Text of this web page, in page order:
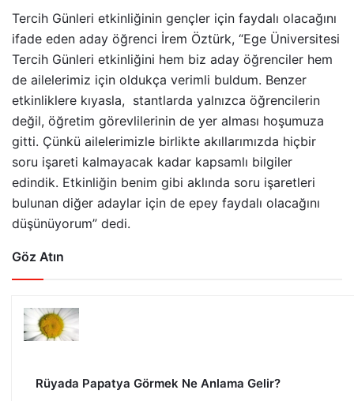
Tercih Günleri etkinliğinin gençler için faydalı olacağını
ifade eden aday öğrenci İrem Öztürk, “Ege Üniversitesi
Tercih Günleri etkinliğini hem biz aday öğrenciler hem
de ailelerimiz için oldukça verimli buldum. Benzer
etkinliklere kıyasla, stantlarda yalnızca öğrencilerin
değil, öğretim görevlilerinin de yer alması hoşumuza
gitti. Çünkü ailelerimizle birlikte akıllarımızda hiçbir
soru işareti kalmayacak kadar kapsamlı bilgiler
edindik. Etkinliğin benim gibi aklında soru işaretleri
bulunan diğer adaylar için de epey faydalı olacağını
düşünüyorum” dedi.
Göz Atın
Rüyada Papatya Görmek Ne Anlama Gelir?